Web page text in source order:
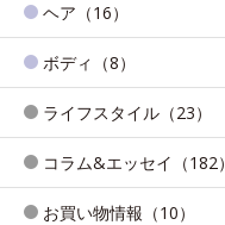
ヘア（16）
ボディ（8）
ライフスタイル（23）
コラム&エッセイ（182）
お買い物情報（10）